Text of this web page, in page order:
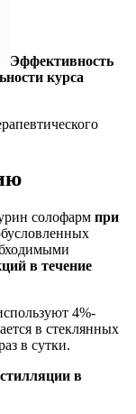
Эффективность
курса
солофарм при
в течение
4%-
в стеклянных
в сутки.
в